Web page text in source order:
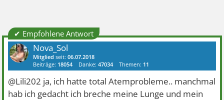
✔ Empfohlene Antwort
Nova_Sol
Mitglied seit:06.07.2018
Beiträge: 18054 Danke:47034 Themen: 11
@Lili202 ja, ich hatte total Atemprobleme.. manchmal
hab ich gedacht ich breche meine Lunge und mein